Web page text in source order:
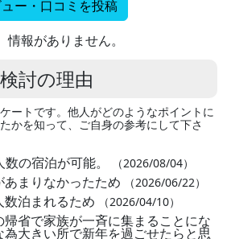
ー・口コミを投稿
情報がありません。
検討の理由
ートです。他人がどのようなポイントに
かを知って、ご自身の参考にして下さ
の宿泊が可能。 （2026/08/04）
まりなかったため （2026/06/22）
泊まれるため （2026/04/10）
省で家族が一斉に集まることにな
為大きい所で新年を過ごせたらと思